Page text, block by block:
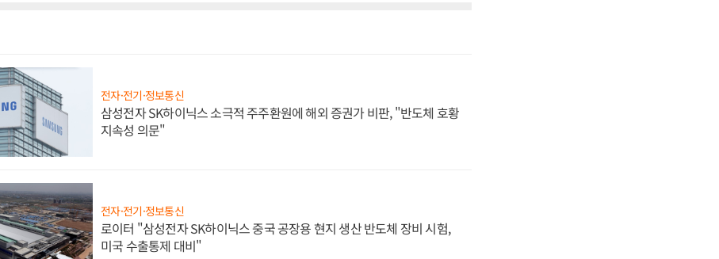
전자·전기·정보통신
삼성전자 SK하이닉스 소극적 주주환원에 해외 증권가 비판, "반도체 호황
지속성 의문"
전자·전기·정보통신
로이터 "삼성전자 SK하이닉스 중국 공장용 현지 생산 반도체 장비 시험,
미국 수출통제 대비"